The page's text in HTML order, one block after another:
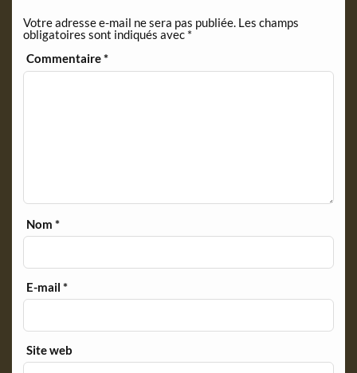
l
y
Votre adresse e-mail ne sera pas publiée. Les champs
obligatoires sont indiqués avec *
Commentaire*
Nom*
E-mail*
Site web